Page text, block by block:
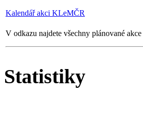
Kalendář akci KLeMČR
V odkazu najdete všechny plánované akce
Statistiky